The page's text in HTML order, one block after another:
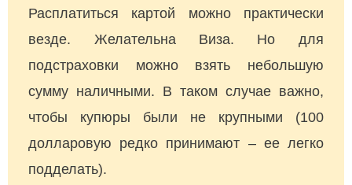
Расплатиться картой можно практически
везде. Желательна Виза. Но для
подстраховки можно взять небольшую
сумму наличными. В таком случае важно,
чтобы купюры были не крупными (100
долларовую редко принимают – ее легко
подделать).